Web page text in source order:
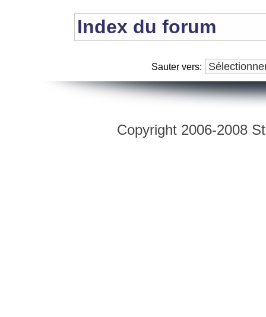
Index du forum
Sauter vers:
Copyright 2006-2008